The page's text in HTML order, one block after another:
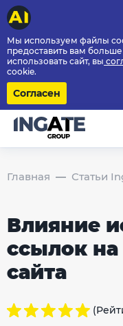
Мы используем файлы
предоставить вам
использовать сайт, вы
cookie.
Согласен
Главная Статьи
Влияние
ссылок
сайта